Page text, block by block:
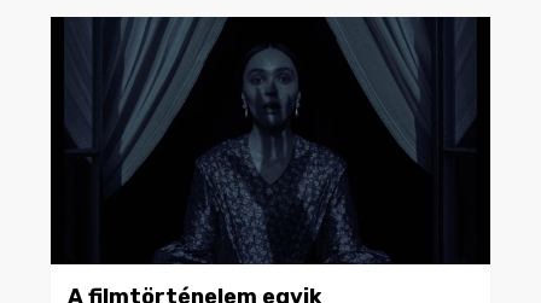
A filmtörténelem egyik